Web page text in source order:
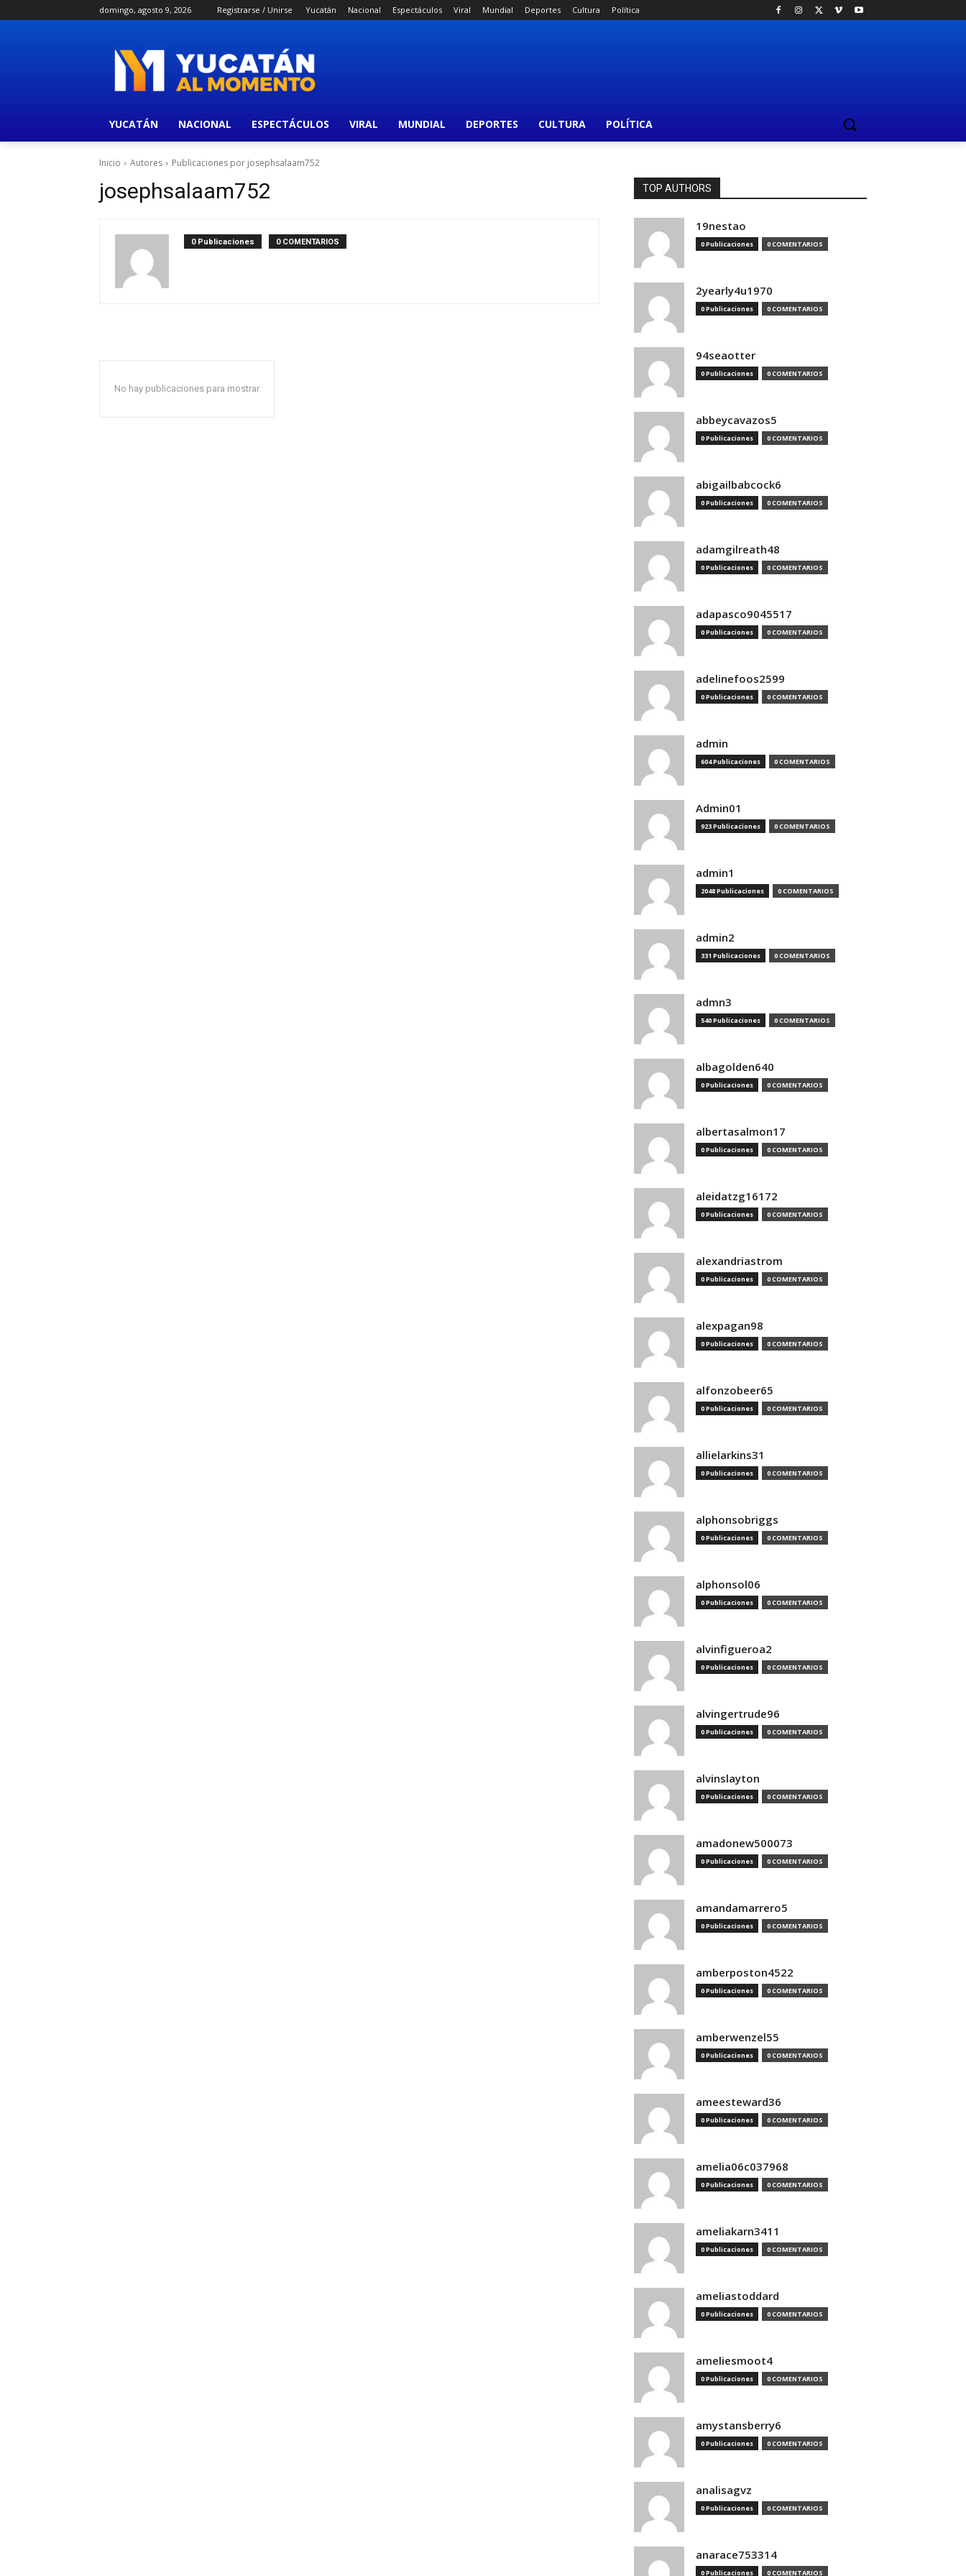
domingo, agosto 9, 2026 Registrarse / Unirse Yucatán Nacional Espectáculos Viral Mundial Deportes Cultura Política
YUCATÁN NACIONAL ESPECTÁCULOS VIRAL MUNDIAL DEPORTES CULTURA POLÍTICA
Inicio Autores Publicaciones por josephsalaam752
josephsalaam752
0 Publicaciones 0 COMENTARIOS
No hay publicaciones para mostrar
TOP AUTHORS
19nestao
0 Publicaciones 0 COMENTARIOS
2yearly4u1970
0 Publicaciones 0 COMENTARIOS
94seaotter
0 Publicaciones 0 COMENTARIOS
abbeycavazos5
0 Publicaciones 0 COMENTARIOS
abigailbabcock6
0 Publicaciones 0 COMENTARIOS
adamgilreath48
0 Publicaciones 0 COMENTARIOS
adapasco9045517
0 Publicaciones 0 COMENTARIOS
adelinefoos2599
0 Publicaciones 0 COMENTARIOS
admin
604 Publicaciones 0 COMENTARIOS
Admin01
923 Publicaciones 0 COMENTARIOS
admin1
2048 Publicaciones 0 COMENTARIOS
admin2
331 Publicaciones 0 COMENTARIOS
admn3
540 Publicaciones 0 COMENTARIOS
albagolden640
0 Publicaciones 0 COMENTARIOS
albertasalmon17
0 Publicaciones 0 COMENTARIOS
aleidatzg16172
0 Publicaciones 0 COMENTARIOS
alexandriastrom
0 Publicaciones 0 COMENTARIOS
alexpagan98
0 Publicaciones 0 COMENTARIOS
alfonzobeer65
0 Publicaciones 0 COMENTARIOS
allielarkins31
0 Publicaciones 0 COMENTARIOS
alphonsobriggs
0 Publicaciones 0 COMENTARIOS
alphonsol06
0 Publicaciones 0 COMENTARIOS
alvinfigueroa2
0 Publicaciones 0 COMENTARIOS
alvingertrude96
0 Publicaciones 0 COMENTARIOS
alvinslayton
0 Publicaciones 0 COMENTARIOS
amadonew500073
0 Publicaciones 0 COMENTARIOS
amandamarrero5
0 Publicaciones 0 COMENTARIOS
amberposton4522
0 Publicaciones 0 COMENTARIOS
amberwenzel55
0 Publicaciones 0 COMENTARIOS
ameesteward36
0 Publicaciones 0 COMENTARIOS
amelia06c037968
0 Publicaciones 0 COMENTARIOS
ameliakarn3411
0 Publicaciones 0 COMENTARIOS
ameliastoddard
0 Publicaciones 0 COMENTARIOS
ameliesmoot4
0 Publicaciones 0 COMENTARIOS
amystansberry6
0 Publicaciones 0 COMENTARIOS
analisagvz
0 Publicaciones 0 COMENTARIOS
anarace753314
0 Publicaciones 0 COMENTARIOS